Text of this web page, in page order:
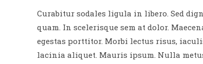
Curabitur sodales ligula in libero. Sed
quam. In scelerisque sem at dolor.
egestas porttitor. Morbi lectus risus,
lacinia aliquet. Mauris ipsum. Nulla